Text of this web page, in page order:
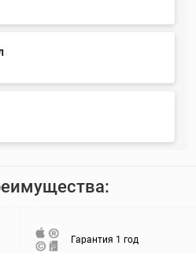
Гарантия 1 год